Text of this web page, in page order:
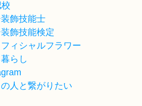
飾技能士
飾技能検定
ィシャルフラワー
らし
人と繋がりたい